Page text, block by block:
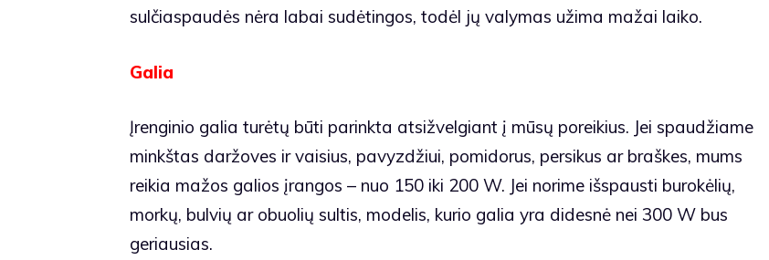
sulčiaspaudės nėra labai sudėtingos, todėl jų valymas užima mažai laiko.
Galia
Įrenginio galia turėtų būti parinkta atsižvelgiant į mūsų poreikius. Jei spaudžiame
minkštas daržoves ir vaisius, pavyzdžiui, pomidorus, persikus ar braškes, mums
reikia mažos galios įrangos – nuo 150 iki 200 W. Jei norime išspausti burokėlių,
morkų, bulvių ar obuolių sultis, modelis, kurio galia yra didesnė nei 300 W bus
geriausias.